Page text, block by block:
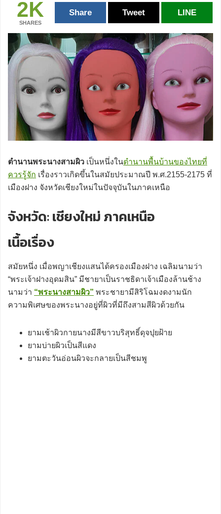
2K
SHARES
Share Tweet LINE
ตำนานพระนางสามผิว เป็นหนึ่งในตำนานพื้นบ้านของไทยที่
ควรรู้จัก เรื่องราวเกิดขึ้นในสมัยประมาณปี พ.ศ.2155-2175 ที่
เมืองฝาง จังหวัดเชียงใหม่ในปัจจุบันในภาคเหนือ
จังหวัด: เชียงใหม่ ภาคเหนือ
เนื้อเรื่อง
สมัยหนึ่ง เมื่อพญาเชียงแสนได้ครองเมืองฝาง เฉลิมนามว่า
“พระเจ้าฝางอุดมสิน” มีชายาเป็นราชธิดาเจ้าเมืองล้านช้าง
นามว่า “พระนางสามผิว” พระชายามีสิริโฉมงดงามนัก
ความพิเศษของพระนางอยู่ที่ผิวที่มีถึงสามสีผิวด้วยกัน
ยามเช้าผิวกายนางมีสีขาวบริสุทธิ์ดุจปุยฝ้าย
ยามบ่ายผิวเป็นสีแดง
ยามตะวันอ่อนผิวจะกลายเป็นสีชมพู